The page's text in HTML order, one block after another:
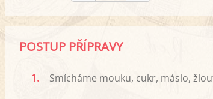
POSTUP PŘÍPRAVY
1.
Smícháme mouku, cukr, máslo,